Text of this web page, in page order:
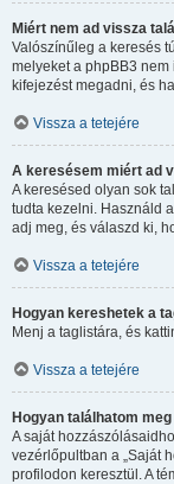
Miért nem ad vissza
Valószínűleg a keresés
melyeket a phpBB3
kifejezést megadni, és
Vissza a tetejére
A keresésem miért ad
A keresésed olyan sok
tudta kezelni. Használd
adj meg, és válaszd ki,
Vissza a tetejére
Hogyan kereshetek a
Menj a taglistára, és
Vissza a tetejére
Hogyan találhatom
A saját
vezérlőpultban a „Saját
profilodon keresztül. A